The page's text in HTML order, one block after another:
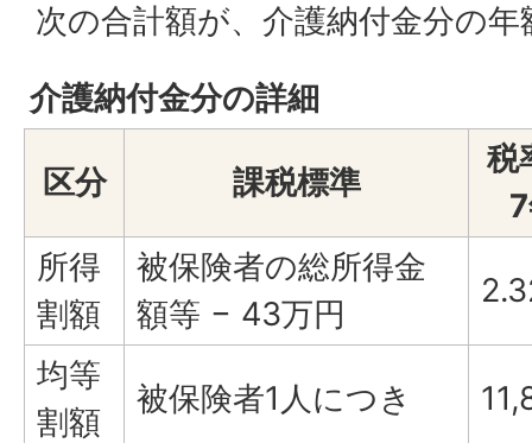
次の合計額が、介護納付金分の年
介護納付金分の詳細
区分 課税標準
税
所得
割額
被保険者の総所得金
額等 − 43万円
均等
割額
被保険者1人につき